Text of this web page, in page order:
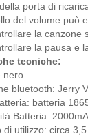
porta di
del volume può
la canzone
la pausa e
tecniche:
nero
bluetooth: Jerry
batteria
Batteria: 2000mA
di utilizzo: circa